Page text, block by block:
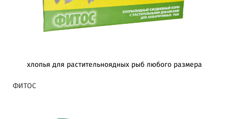
хлопья для растительноядных рыб любого размера
ФИТОС